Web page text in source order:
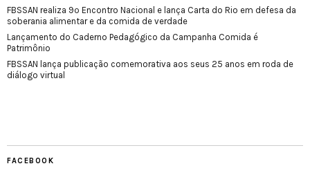
FBSSAN realiza 9º Encontro Nacional e lança Carta do Rio em defesa da
soberania alimentar e da comida de verdade
Lançamento do Caderno Pedagógico da Campanha Comida é
Patrimônio
FBSSAN lança publicação comemorativa aos seus 25 anos em roda de
diálogo virtual
FACEBOOK